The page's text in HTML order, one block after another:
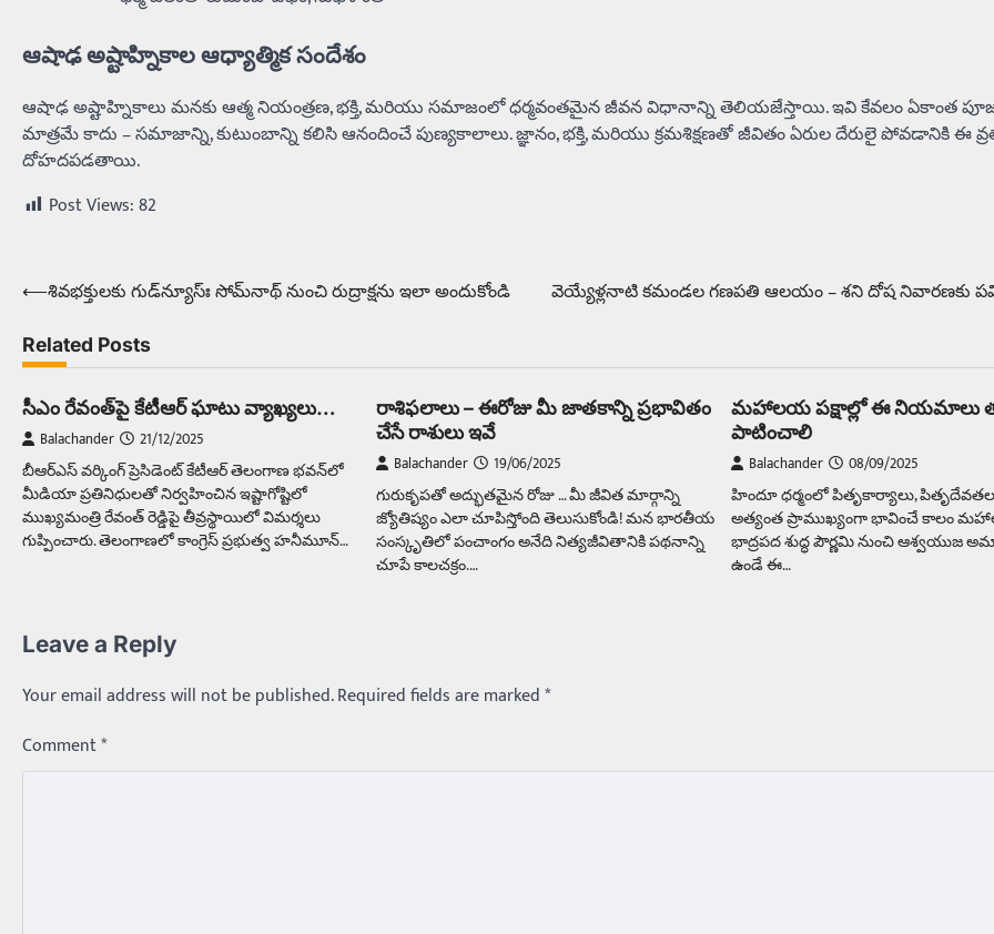
ఆషాఢ అష్టాహ్నికాల ఆధ్యాత్మిక సందేశం
ఆషాఢ అష్టాహ్నికాలు మనకు ఆత్మ నియంత్రణ, భక్తి, మరియు సమాజంలో ధర్మవంతమైన జీవన విధానాన్ని తెలియజేస్తాయి. ఇవి కేవలం ఏకాంత
మాత్రమే కాదు – సమాజాన్ని, కుటుంబాన్ని కలిసి ఆనందించే పుణ్యకాలాలు. జ్ఞానం, భక్తి, మరియు క్రమశిక్షణతో జీవితం ఏరుల దేరులై పోవడానికి ఈ
దోహదపడతాయి.
Post Views:82
Post
⟵శివభక్తులకు గుడ్‌న్యూస్ః సోమ్‌నాథ్‌ నుంచి రుద్రాక్షను ఇలా అందుకోండి వెయ్యేళ్లనాటి కమండల గణపతి ఆలయం – శని దోష నివారణకు పవిత్ర
Related Posts
సీఎం రేవంత్‌పై కేటీఆర్‌ ఘాటు వ్యాఖ్యలు…
Balachander
21/12/2025
బీఆర్ఎస్ వర్కింగ్ ప్రెసిడెంట్ కేటీఆర్ తెలంగాణ భవన్‌లో
మీడియా ప్రతినిధులతో నిర్వహించిన ఇష్టాగోష్టిలో
ముఖ్యమంత్రి రేవంత్ రెడ్డిపై తీవ్రస్థాయిలో విమర్శలు
గుప్పించారు. తెలంగాణలో కాంగ్రెస్ ప్రభుత్వ హనీమూన్…
రాశిఫలాలు – ఈరోజు మీ జాతకాన్ని ప్రభావితం
చేసే రాశులు ఇవే
Balachander
19/06/2025
గురుకృపతో అద్భుతమైన రోజు … మీ జీవిత మార్గాన్ని
జ్యోతిష్యం ఎలా చూపిస్తోంది తెలుసుకోండి! మన భారతీయ
సంస్కృతిలో పంచాంగం అనేది నిత్యజీవితానికి పథనాన్ని
చూపే కాలచక్రం.…
మహాలయ పక్షాల్లో ఈ నియమాలు
పాటించాలి
Balachander
08/09/2025
హిందూ ధర్మంలో పితృకార్యాలు,
అత్యంత ప్రాముఖ్యంగా భావించే కాలం
భాద్రపద శుద్ధ పౌర్ణమి నుంచి ఆశ్వయుజ
ఉండే ఈ…
Leave a Reply
Your email address will not be published.Required fields are marked*
Comment*